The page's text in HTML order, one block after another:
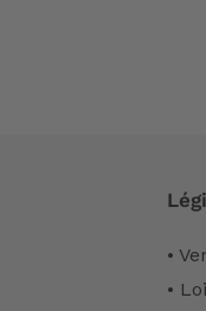
•
•